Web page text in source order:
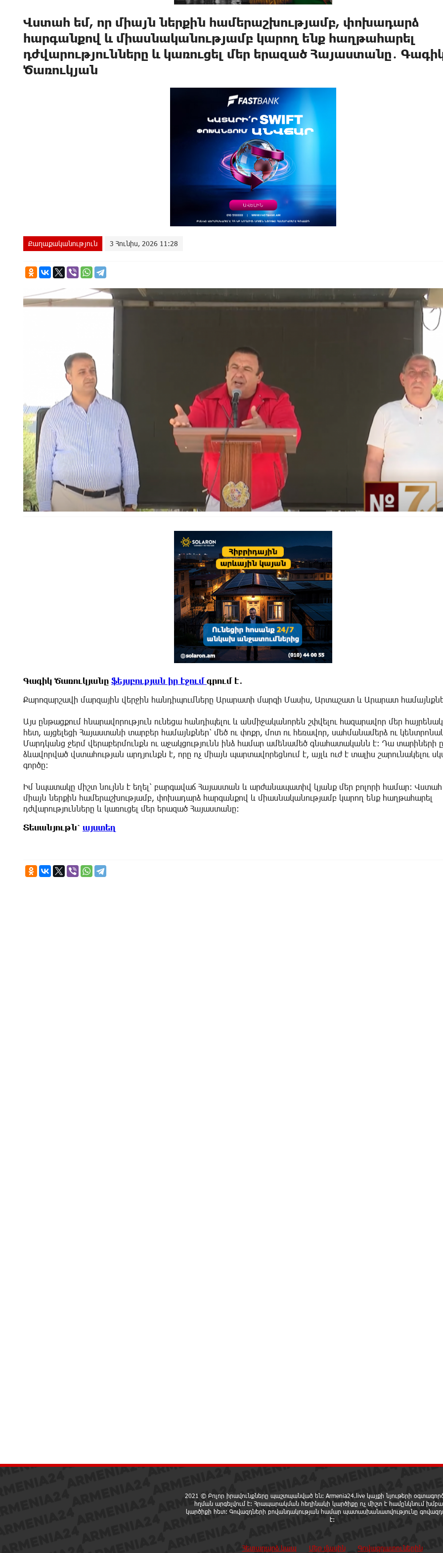
Վստահ եմ, որ միայն ներքին համերաշխությամբ, փոխադարձ
հարգանքով և միասնականությամբ կարող ենք հաղթահարել
դժվարությունները և կառուցել մեր երազած Հայաստանը․
Ծառուկյան
Քաղաքականություն 3 Հունիս, 2026 11:28
Գագիկ Ծառուկյանը ֆեյսբուքյան իր էջում գրում է․
Քարոզարշավի մարզային վերջին հանդիպումները Արարատի մարզի Մասիս, Արտաշատ և Արարատ
Այս ընթացքում հնարավորություն ունեցա հանդիպելու և անմիջականորեն շփվելու հազարավոր մեր
հետ, այցելեցի Հայաստանի տարբեր համայնքներ՝ մեծ ու փոքր, մոտ ու հեռավոր, սահմանամերձ ու
Մարդկանց ջերմ վերաբերմունքն ու աջակցությունն ինձ համար ամենամեծ գնահատականն է։ Դա տարիների
ձևավորված վստահության արդյունքն է, որը ոչ միայն պարտավորեցնում է, այլև ուժ է տալիս շարունակելու
գործը։
Իմ նպատակը միշտ նույնն է եղել՝ բարգավաճ Հայաստան և արժանապատիվ կյանք մեր բոլորի համար։ Վստահ
միայն ներքին համերաշխությամբ, փոխադարձ հարգանքով և միասնականությամբ կարող ենք հաղթահարել
դժվարությունները և կառուցել մեր երազած Հայաստանը։
Տեսանյութն՝ այստեղ
2021 © Բոլոր իրավունքները պաշտպանված են: Armenia24.live կայքի նյութերի
հղման արգելվում է: Հրապարակման հեղինակի կարծիքը ոչ միշտ է համընկնում
կարծիքի հետ: Գովազդների բովանդակության համար պատասխանատվությունը
է:
Հետադարձ կապ Մեր մասին Գովազդատուներին